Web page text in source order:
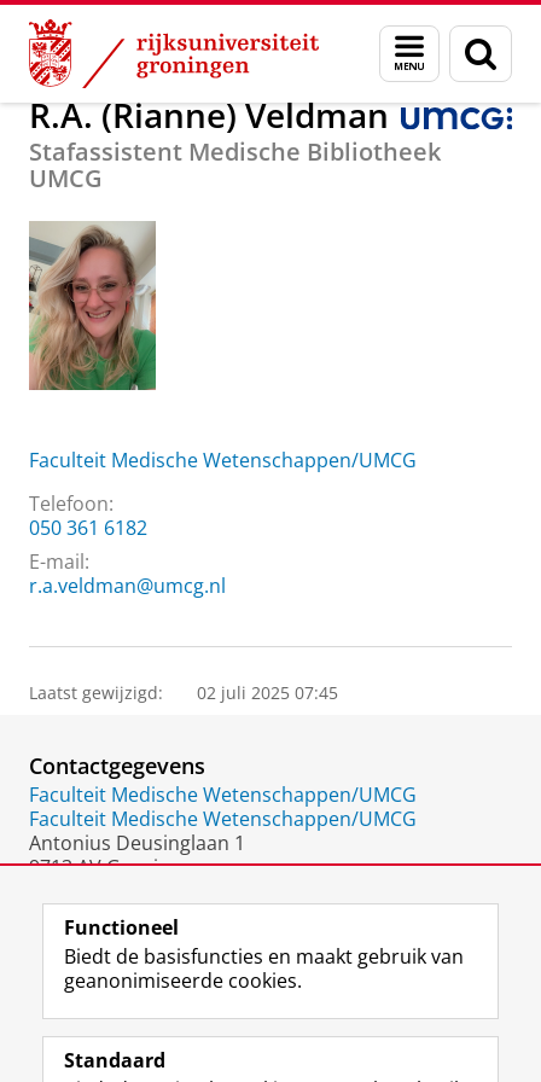
Skip
Content
Skip
Navigation
Menu
en
zoeken
Over ons R.A. (Rianne) Veldman
R.A. (Rianne) Veldman
Stafassistent Medische Bibliotheek
UMCG
Faculteit Medische Wetenschappen/UMCG
Telefoon:
050 361 6182
E-mail:
r.a.veldman@umcg.nl
Laatst gewijzigd: 02 juli 2025 07:45
Contactgegevens
Faculteit Medische Wetenschappen/UMCG
Faculteit Medische Wetenschappen/UMCG
Antonius Deusinglaan 1
9713 AV Groningen
Volg de RUG
F
a
L
i
R
S
I
n
Y
o
Functioneel
Biedt de basisfuncties en maakt gebruik van
geanonimiseerde cookies.
Standaard